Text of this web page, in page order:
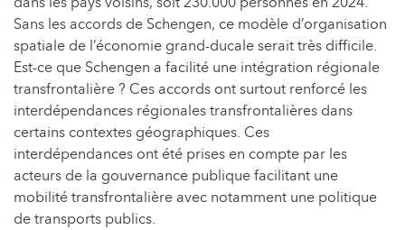
Sans les accords de Schengen, ce modèle d’organisation
spatiale de l’économie grand-ducale serait très difficile.
Est-ce que Schengen a facilité une intégration régionale
transfrontalière ? Ces accords ont surtout renforcé les
interdépendances régionales transfrontalières dans
certains contextes géographiques. Ces
interdépendances ont été prises en compte par les
acteurs de la gouvernance publique facilitant une
mobilité transfrontalière avec notamment une politique
de transports publics.